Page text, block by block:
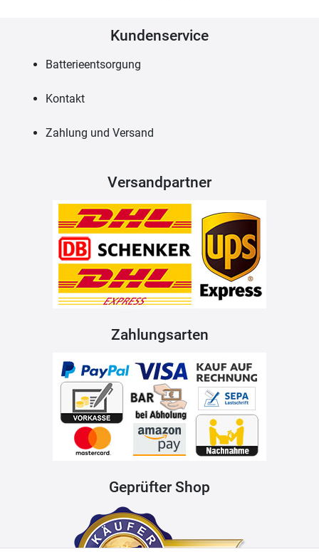
Kundenservice
Batterieentsorgung
Kontakt
Zahlung und Versand
Versandpartner
Zahlungsarten
Geprüfter Shop